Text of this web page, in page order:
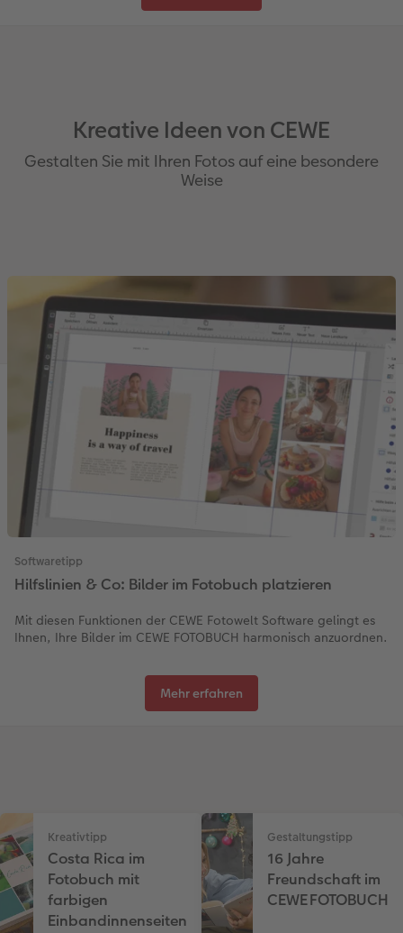
Kreative Ideen von CEWE
Gestalten Sie mit Ihren Fotos auf eine besondere
Weise
Softwaretipp
Hilfslinien & Co: Bilder im Fotobuch platzieren
Mit diesen Funktionen der CEWE Fotowelt Software gelingt es
Ihnen, Ihre Bilder im CEWE FOTOBUCH harmonisch anzuordnen.
Mehr erfahren
Kreativtipp
Costa Rica im
Fotobuch mit
farbigen
Einbandinnenseiten
Gestaltungstipp
16 Jahre
Freundschaft im
CEWE FOTOBUCH